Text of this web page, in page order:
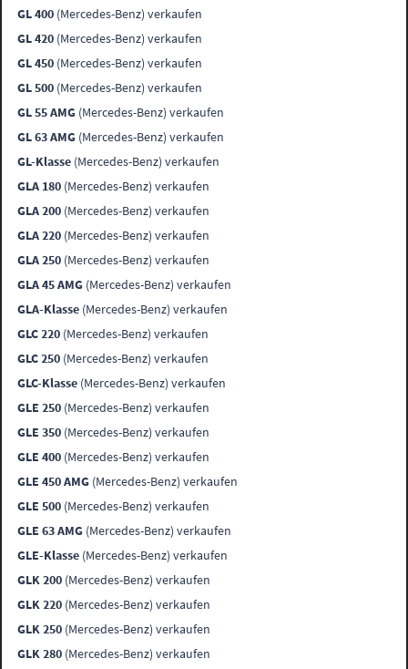
GL 400 (Mercedes-Benz) verkaufen
GL 420 (Mercedes-Benz) verkaufen
GL 450 (Mercedes-Benz) verkaufen
GL 500 (Mercedes-Benz) verkaufen
GL 55 AMG (Mercedes-Benz) verkaufen
GL 63 AMG (Mercedes-Benz) verkaufen
GL-Klasse (Mercedes-Benz) verkaufen
GLA 180 (Mercedes-Benz) verkaufen
GLA 200 (Mercedes-Benz) verkaufen
GLA 220 (Mercedes-Benz) verkaufen
GLA 250 (Mercedes-Benz) verkaufen
GLA 45 AMG (Mercedes-Benz) verkaufen
GLA-Klasse (Mercedes-Benz) verkaufen
GLC 220 (Mercedes-Benz) verkaufen
GLC 250 (Mercedes-Benz) verkaufen
GLC-Klasse (Mercedes-Benz) verkaufen
GLE 250 (Mercedes-Benz) verkaufen
GLE 350 (Mercedes-Benz) verkaufen
GLE 400 (Mercedes-Benz) verkaufen
GLE 450 AMG (Mercedes-Benz) verkaufen
GLE 500 (Mercedes-Benz) verkaufen
GLE 63 AMG (Mercedes-Benz) verkaufen
GLE-Klasse (Mercedes-Benz) verkaufen
GLK 200 (Mercedes-Benz) verkaufen
GLK 220 (Mercedes-Benz) verkaufen
GLK 250 (Mercedes-Benz) verkaufen
GLK 280 (Mercedes-Benz) verkaufen